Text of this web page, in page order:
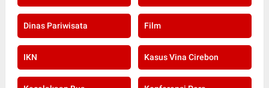
Dinas Pariwisata Film
IKN Kasus Vina Cirebon